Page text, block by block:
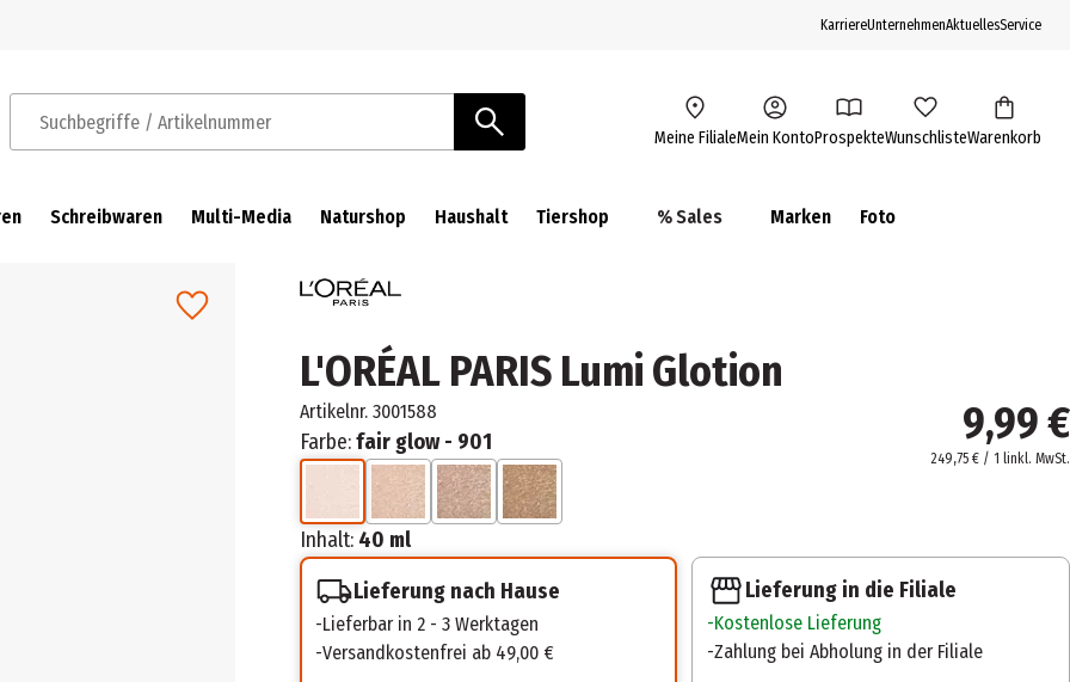
KarriereUnternehmenAktuellesService
Suchbegriffe / Artikelnummer Meine FilialeMein KontoProspekteWunschlisteWarenkorb
Schreibwaren Multi-Media Naturshop Haushalt Tiershop % Sales Marken Foto
L'ORÉAL PARIS Lumi Glotion
Artikelnr. 3001588
Farbe:fair glow - 901
Inhalt: 40 ml
9,99 €
249,75 € / 1 linkl. MwSt.
Lieferung nach Hause
Lieferbar in 2 - 3 Werktagen
Versandkostenfrei ab 49,00 €
Lieferung in die Filiale
Kostenlose Lieferung
Zahlung bei Abholung in der Filiale